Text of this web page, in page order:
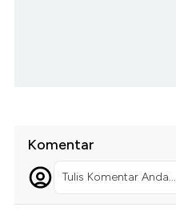
Komentar
Tulis Komentar Anda...